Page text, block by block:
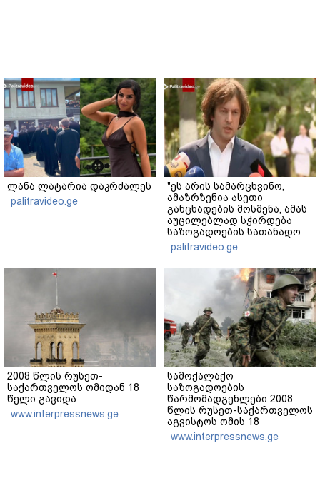
ლანა ლატარია დაკრძალეს
palitravideo.ge
"ეს არის სამარცხვინო,
ამაზრზენია ასეთი
განცხადების მოსმენა, ამას
აუცილებლად სჭირდება
საზოგადოების სათანადო
რეაქცია" - ირაკლი
კობახიძე
palitravideo.ge
2008 წლის რუსეთ-
საქართველოს ომიდან 18
წელი გავიდა
www.interpressnews.ge
სამოქალაქო
საზოგადოების
წარმომადგენლები 2008
წლის რუსეთ-საქართველოს
აგვისტოს ომის 18
წლისთავთან
დაკავშირებით ერთობლივ
www.interpressnews.ge